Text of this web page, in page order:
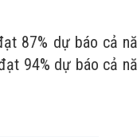
87% dự báo cả
94% dự báo cả